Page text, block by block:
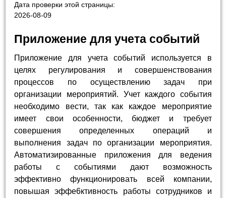
Дата проверки этой страницы:
2026-08-09
Приложение для учета событий
Приложение для учета событий используется в
целях регулирования и совершенствования
процессов по осуществлению задач при
организации мероприятий. Учет каждого события
необходимо вести, так как каждое мероприятие
имеет свои особенности, бюджет и требует
совершения определенных операций и
выполнения задач по организации мероприятия.
Автоматизированные приложения для ведения
работы с событиями дают возможность
эффективно функционировать всей компании,
повышая эффе6ктивность работы сотрудников и